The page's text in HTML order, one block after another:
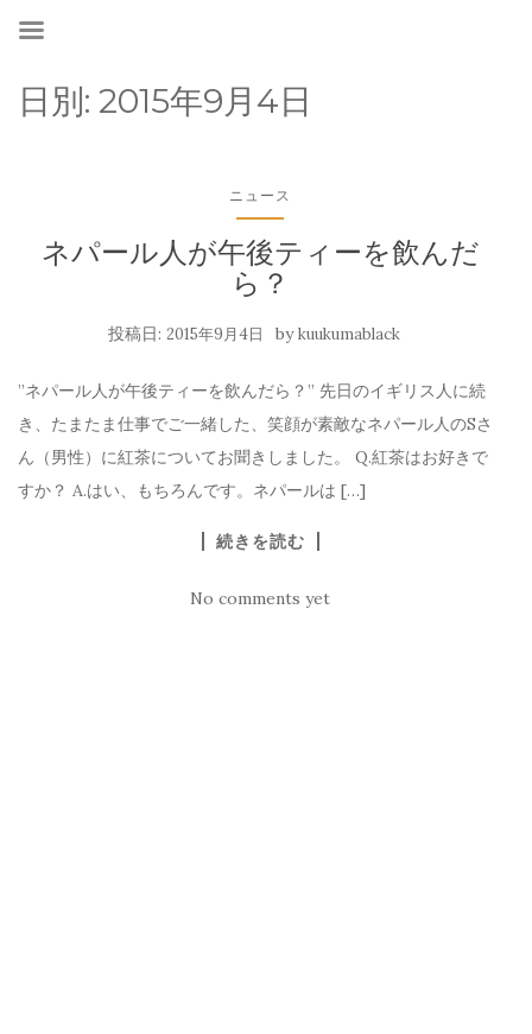
日別: 2015年9月4日
ニュース
ネパール人が午後ティーを飲んだ
ら？
投稿日: 2015年9月4日 bykuukumablack
”ネパール人が午後ティーを飲んだら？” 先日のイギリス人に続
き、たまたま仕事でご一緒した、笑顔が素敵なネパール人のSさ
ん（男性）に紅茶についてお聞きしました。 Q.紅茶はお好きで
すか？ A.はい、もちろんです。ネパールは […]
続きを読む
No comments yet